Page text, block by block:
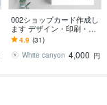
002ショップカード作成し
ます デザイン・印刷・配
送まで致します。
4.9 (31)
White canyon 4,000 円